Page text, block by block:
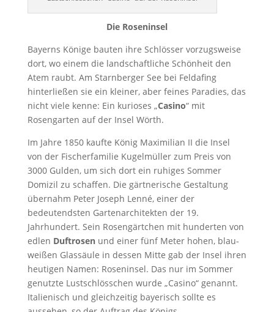
Die Roseninsel
Bayerns Könige bauten ihre Schlösser vorzugsweise
dort, wo einem die landschaftliche Schönheit den
Atem raubt. Am Starnberger See bei Feldafing
hinterließen sie ein kleiner, aber feines Paradies, das
nicht viele kenne: Ein kurioses „Casino“ mit
Rosengarten auf der Insel Wörth.
Im Jahre 1850 kaufte König Maximilian II die Insel
von der Fischerfamilie Kugelmüller zum Preis von
3000 Gulden, um sich dort ein ruhiges Sommer
Domizil zu schaffen. Die gärtnerische Gestaltung
übernahm Peter Joseph Lenné, einer der
bedeutendsten Gartenarchitekten der 19.
Jahrhundert. Sein Rosengärtchen mit hunderten von
edlen Duftrosen und einer fünf Meter hohen, blau-
weißen Glassäule in dessen Mitte gab der Insel ihren
heutigen Namen: Roseninsel. Das nur im Sommer
genutzte Lustschlösschen wurde „Casino“ genannt.
Italienisch und gleichzeitig bayerisch sollte es